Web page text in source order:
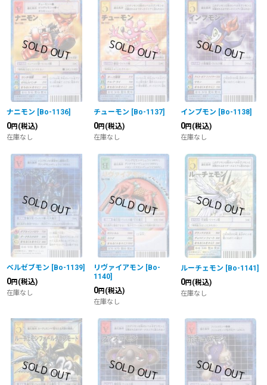
ナニモン [Bo-1136]
0円 (税込)
在庫なし
チューモン [Bo-1137]
0円 (税込)
在庫なし
インプモン [Bo-1138]
0円 (税込)
在庫なし
ベルゼブモン [Bo-1139]
0円 (税込)
在庫なし
リヴァイアモン [Bo-
1140]
0円 (税込)
在庫なし
ルーチェモン [Bo-1141 ]
0円 (税込)
在庫なし